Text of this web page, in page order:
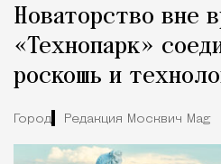
Новаторство вне
«Технопарк»
роскошь и
Город Редакция Москвич Mag